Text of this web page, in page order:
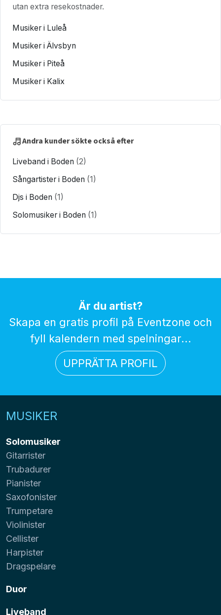
utan extra resekostnader.
Musiker i Luleå
Musiker i Älvsbyn
Musiker i Piteå
Musiker i Kalix
Andra kunder sökte också efter
Liveband i Boden (2)
Sångartister i Boden (1)
Djs i Boden (1)
Solomusiker i Boden (1)
Är du artist?
Skapa en gratis profil på Eventzone och
fyll kalendern med spelningar...
UPPRÄTTA PROFIL
MUSIKER
Solomusiker
Gitarrister
Trubadurer
Pianister
Saxofonister
Trumpetare
Violinister
Cellister
Harpister
Dragspelare
Duor
Liveband